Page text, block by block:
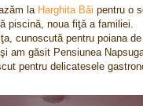
la Harghita Băi pentru o
piscină, noua fiţă a familiei.
cunoscută pentru poiana
am găsit Pensiunea
pentru delicatesele